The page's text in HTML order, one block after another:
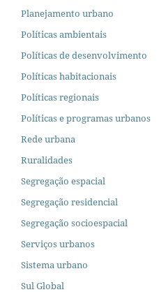
Planejamento urbano
Políticas ambientais
Políticas de desenvolvimento
Políticas habitacionais
Políticas regionais
Políticas e programas urbanos
Rede urbana
Ruralidades
Segregação espacial
Segregação residencial
Segregação socioespacial
Serviços urbanos
Sistema urbano
Sul Global